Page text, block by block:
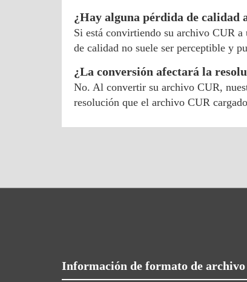
¿Hay alguna pérdida de
Si está convirtiendo su archivo CUR
de calidad no suele ser perceptible y
¿La conversión afectará la
No. Al convertir su archivo CUR,
resolución que el archivo CUR
Información de formato de archivo